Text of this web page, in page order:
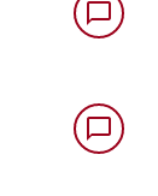
chat_bubble_outline
chat_bubble_outline